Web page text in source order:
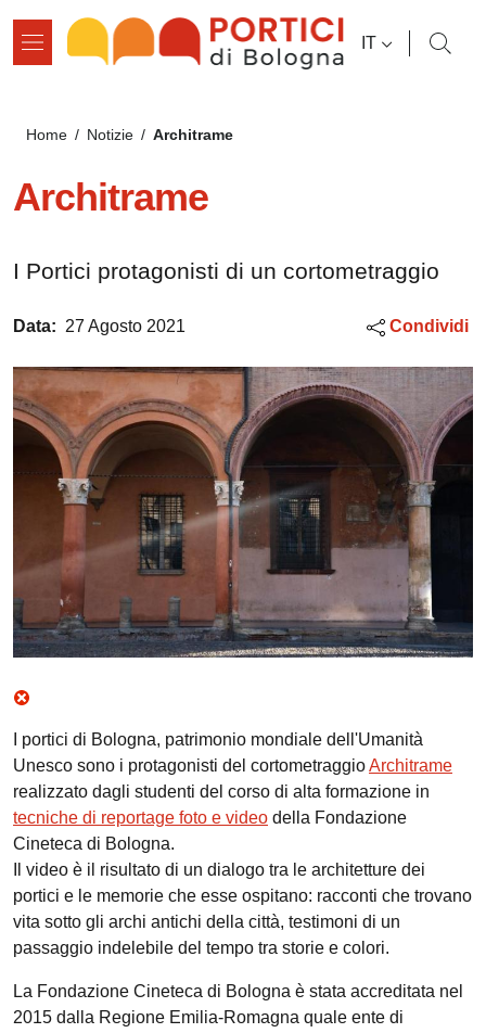
SELETTORE
IT
Briciole di pane
Home / Notizie / Architrame
Architrame
I Portici protagonisti di un cortometraggio
Data: 27 Agosto 2021 Condividi
I portici di Bologna, patrimonio mondiale dell'Umanità
Unesco sono i protagonisti del cortometraggioArchitrame
realizzato dagli studenti del corso di alta formazione in
tecniche di reportage foto e video della Fondazione
Cineteca di Bologna.
Il video è il risultato di un dialogo tra le architetture dei
portici e le memorie che esse ospitano: racconti che trovano
vita sotto gli archi antichi della città, testimoni di un
passaggio indelebile del tempo tra storie e colori.
La Fondazione Cineteca di Bologna è stata accreditata nel
2015 dalla Regione Emilia-Romagna quale ente di